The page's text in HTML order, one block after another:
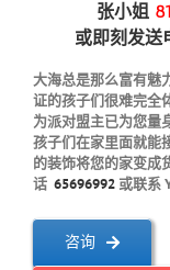
张小姐
或即刻发送
大海总是那么富有魅
证的孩子们很难完全
为派对盟主已为您量
孩子们在家里面就能
的装饰将您的家变成
话 65696992 或联系
咨询